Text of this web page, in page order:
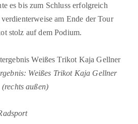
es bis zum Schluss erfolgreich
am Ende der Tour
stolz auf dem Podium.
Weißes Trikot Kaja Gellner
(rechts außen)